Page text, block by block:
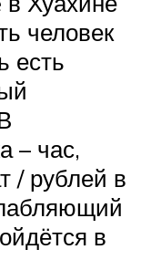
человек
есть
– час,
/ рублей в
в